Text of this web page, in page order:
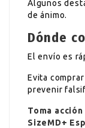
Algunos
de ánimo.
Dónde
El envío es
Evita
prevenir
Toma
SizeMD+